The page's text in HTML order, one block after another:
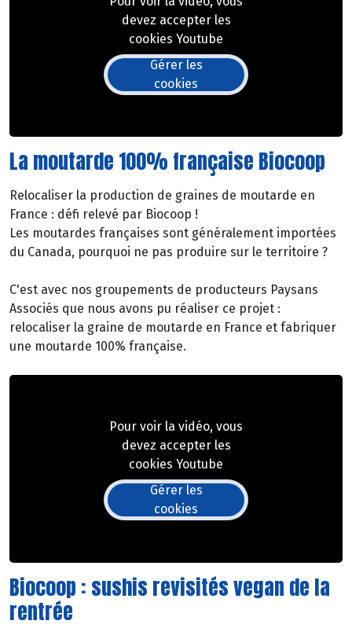
devez accepter les
cookies Youtube
Gérer les
cookies
La moutarde 100% française Biocoop
Relocaliser la production de graines de moutarde en
France : défi relevé par Biocoop !
Les moutardes françaises sont généralement importées
du Canada, pourquoi ne pas produire sur le territoire ?
C'est avec nos groupements de producteurs Paysans
Associés que nous avons pu réaliser ce projet :
relocaliser la graine de moutarde en France et fabriquer
une moutarde 100% française.
Pour voir la vidéo, vous
devez accepter les
cookies Youtube
Gérer les
cookies
Biocoop : sushis revisités vegan de la
rentrée